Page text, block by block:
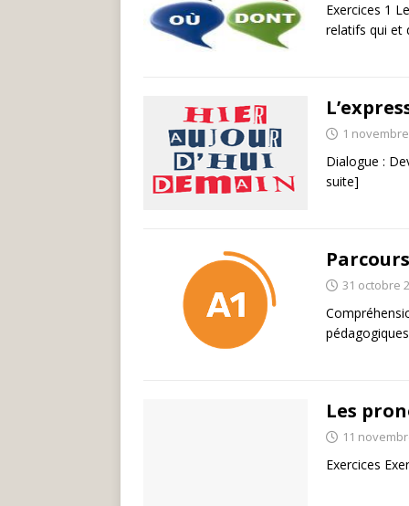
Exercices 1
relatifs qui et
1
Dialogue :
suite]
31 octobre
pédagogiques
Les
11
Exercices